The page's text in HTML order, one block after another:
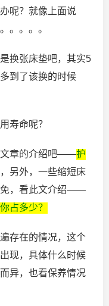
呢？就像上面说
。。。。
换张床垫吧，其实5
到了该换的时候
寿命呢？
文章的介绍吧——护
，另外，一些缩短床
免，看此文介绍——
占多少？
存在的情况，这个
现，具体什么时候
异，也看保养情况